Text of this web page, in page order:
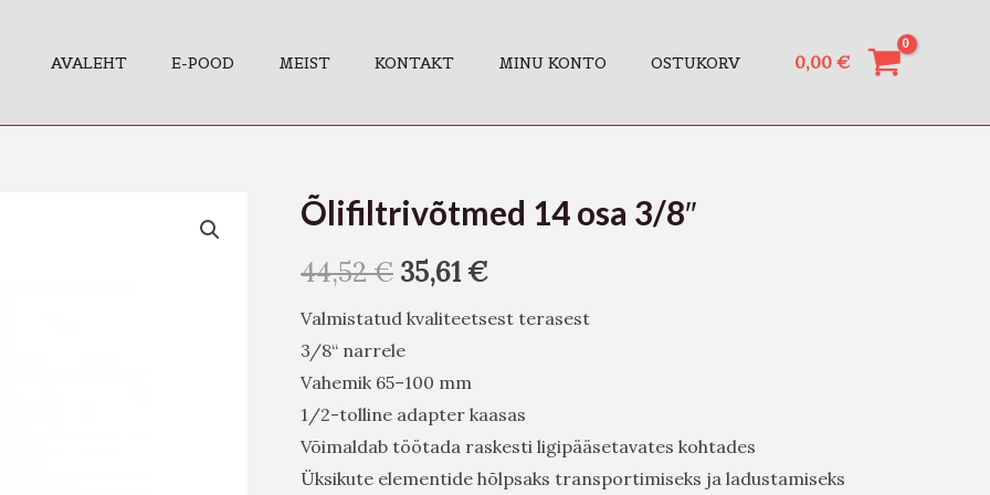
AVALEHT E-POOD MEIST KONTAKT MINU KONTO OSTUKORV 0,00 €
Õlifiltrivõtmed 14 osa 3/8″
44,52€ 35,61€
Valmistatud kvaliteetsest terasest
3/8“ narrele
Vahemik 65–100 mm
1/2-tolline adapter kaasas
Võimaldab töötada raskesti ligipääsetavates kohtades
Üksikute elementide hõlpsaks transportimiseks ja ladustamiseks
Õlifiltrivõtmed
osa